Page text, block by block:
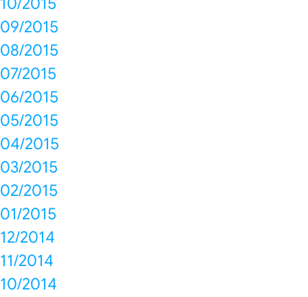
09/2015
08/2015
07/2015
06/2015
05/2015
04/2015
03/2015
02/2015
01/2015
12/2014
11/2014
10/2014